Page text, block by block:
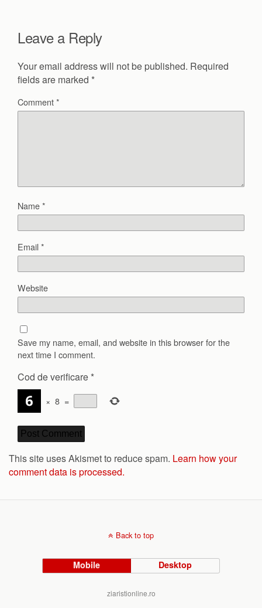
Leave a Reply
Your email address will not be published. Required
fields are marked *
Comment*
Name*
Email*
Website
Save my name, email, and website in this browser for the
next time I comment.
Cod de verificare *
× 8 =
This site uses Akismet to reduce spam. Learn how your
comment data is processed.
Back to top
Mobile Desktop
ziaristionline.ro